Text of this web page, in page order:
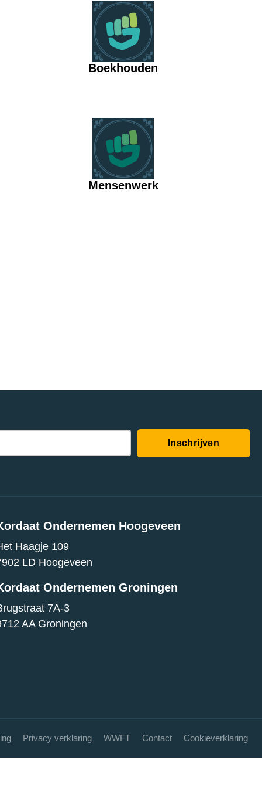
Boekhouden
Mensenwerk
Inschrijven
Ondernemen Hoogeveen
Haagje 109
LD Hoogeveen
Ondernemen Groningen
7A-3
AA Groningen
Privacy verklaring WWFT Contact Cookieverklaring